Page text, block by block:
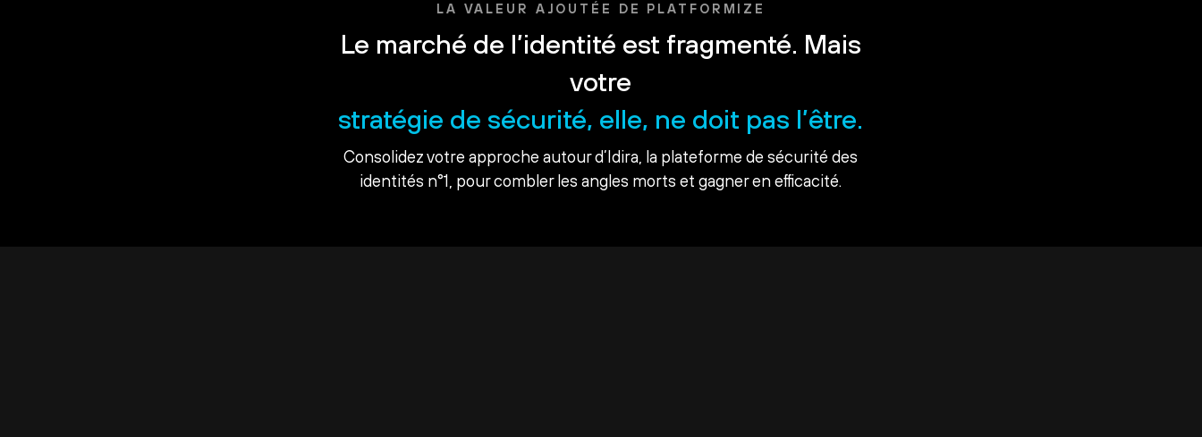
LA VALEUR AJOUTÉE DE PLATFORMIZE
Le marché de l’identité est fragmenté. Mais
votre
stratégie de sécurité, elle, ne doit pas l’être.
Consolidez votre approche autour d’Idira, la plateforme de sécurité des
identités n°1, pour combler les angles morts et gagner en efficacité.